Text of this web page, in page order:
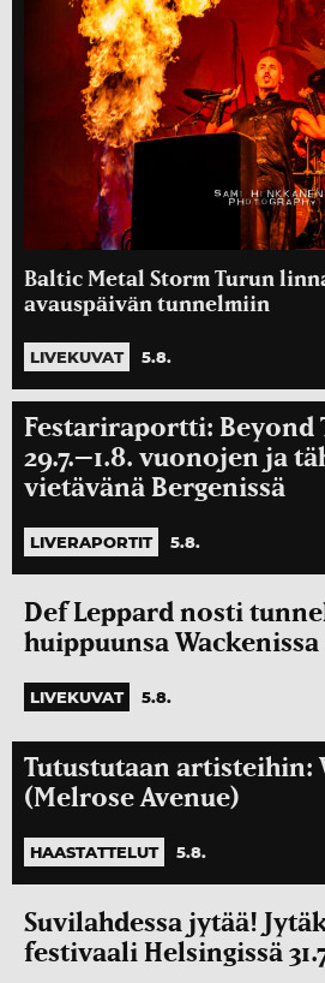
Baltic Metal Storm Turun
avauspäivän tunnelmiin
LIVEKUVAT 5.8.
Festariraportti: Beyond
29.7.–1.8. vuonojen ja
vietävänä Bergenissä
LIVERAPORTIT 5.8.
Def Leppard nosti
huippuunsa Wackenissa
LIVEKUVAT 5.8.
Tutustutaan artisteihin:
(Melrose Avenue)
HAASTATTELUT 5.8.
Suvilahdessa jytää!
festivaali Helsingissä